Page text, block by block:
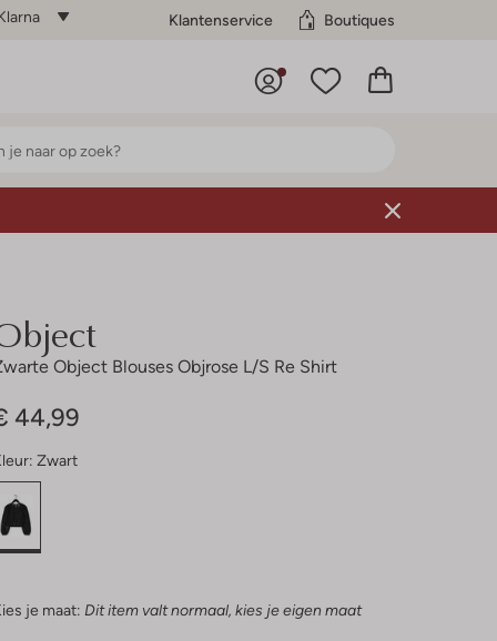
Klantenservice Boutiques
Object Blouses Objrose L/s Re Shirt
44,99
Zwart
je maat: Dit item valt normaal, kies je eigen maat